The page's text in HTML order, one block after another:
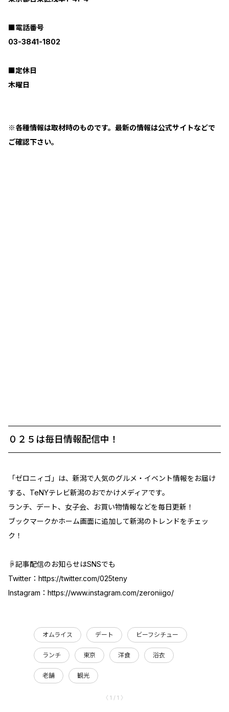
■電話番号
03-3841-1802
■定休日
木曜日
※各種情報は取材時のものです。最新の情報は公式サイトなどで
ご確認下さい。
０２５は毎日情報配信中！
「ゼロニィゴ」は、新潟で人気のグルメ・イベント情報をお届け
する、TeNYテレビ新潟のおでかけメディアです。
ランチ、デート、女子会、お買い物情報などを毎日更新！
ブックマークかホーム画面に追加して新潟のトレンドをチェッ
ク！
☟記事配信のお知らせはSNSでも
Twitter： https://twitter.com/025teny
Instagram： https://www.instagram.com/zeroniigo/
オムライス デート ビーフシチュー
ランチ 東京 洋食 浴衣
老舗 観光
〈 1 / 1 〉